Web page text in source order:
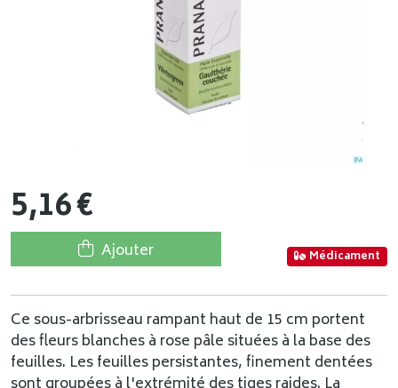
5,16€
Ajouter Médicament
Ce sous-arbrisseau rampant haut de 15 cm portent
des fleurs blanches à rose pâle situées à la base des
feuilles. Les feuilles persistantes, finement dentées